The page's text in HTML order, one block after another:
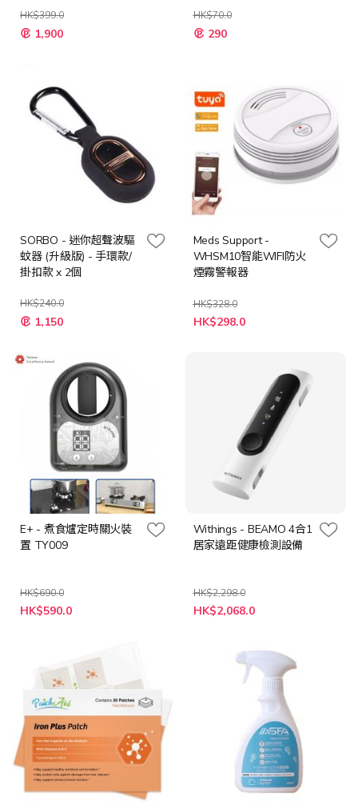
HK$399.0
特
殊 1,900
HK$70.0
特
殊 290
SORBO - 迷你超聲波驅
蚊器 (升級版) - 手環款/
掛扣款 x 2個
HK$240.0
1,150
Meds Support -
WHSM10智能WIFI防火
煙霧警報器
HK$328.0
特
殊
HK$298.0
E+ - 煮食爐定時關火裝
置 TY009
HK$690.0
特
殊
HK$590.0
Withings - BEAMO 4合1
居家遠距健康檢測設備
HK$2,298.0
特
殊
HK$2,068.0